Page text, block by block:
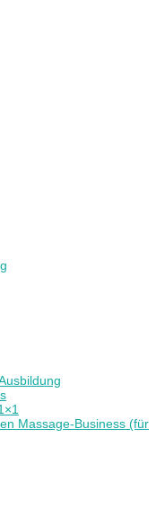
Massage-Business (für